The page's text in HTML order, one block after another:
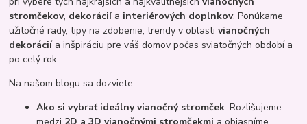
stromčekov, dekoráciía interiérových doplnkov. Ponúkame
užitočné rady, tipy na zdobenie, trendy v oblastivianočných
dekoráciía inšpiráciu pre váš domov počas sviatočných období a
po celý rok.
Na našom blogu sa dozviete:
Ako si vybrať ideálny vianočný stromček: Rozlišujeme
medzi 2D a 3D vianočnými stromčekmi a objasníme